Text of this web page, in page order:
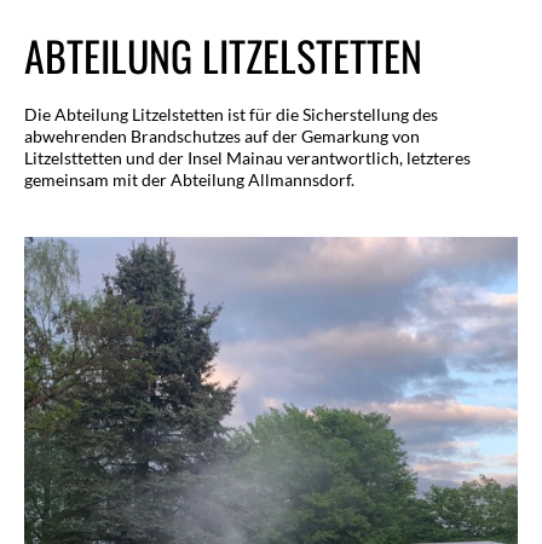
ABTEILUNG LITZELSTETTEN
Die Abteilung Litzelstetten ist für die Sicherstellung des
abwehrenden Brandschutzes auf der Gemarkung von
Litzelsttetten und der Insel Mainau verantwortlich, letzteres
gemeinsam mit der Abteilung Allmannsdorf.